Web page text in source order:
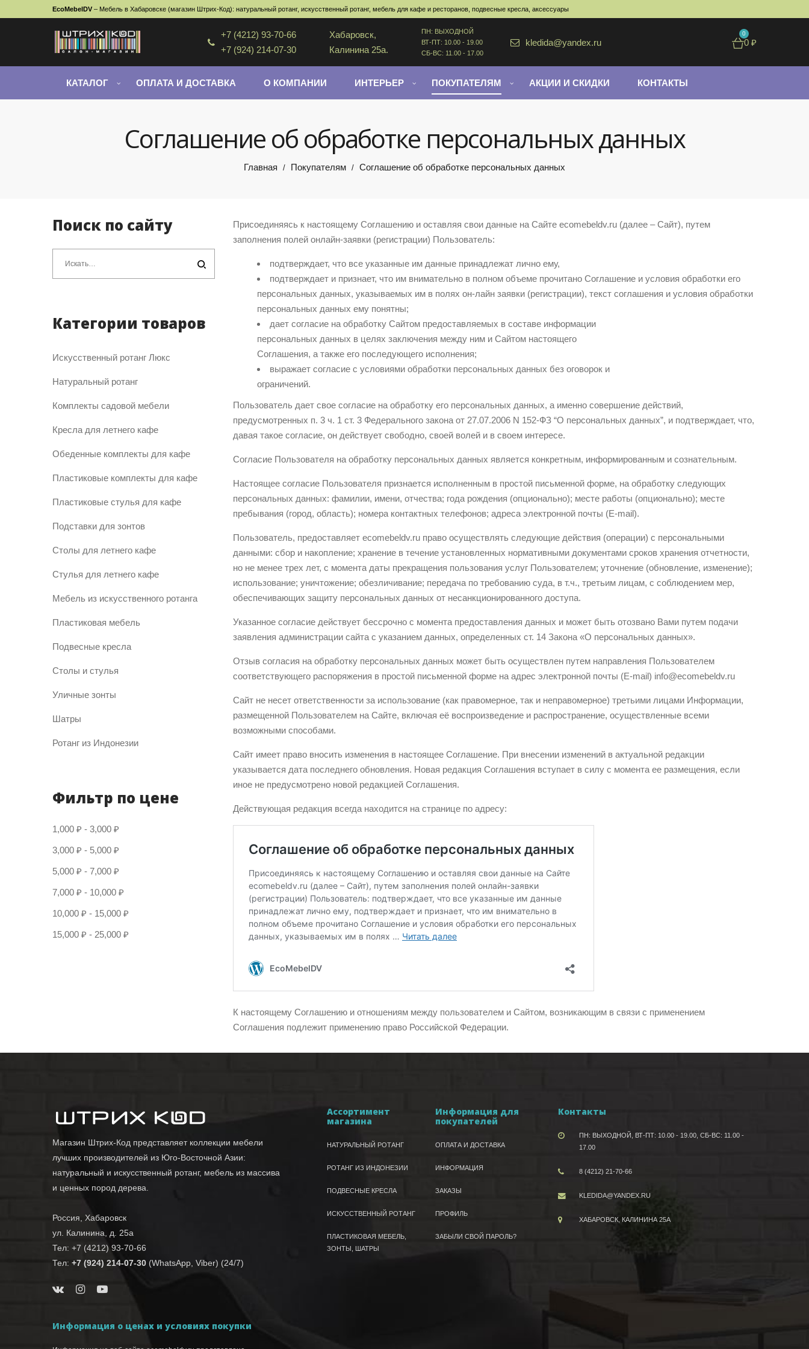
EcoMebelDV – Мебель в Хабаровске (магазин Штрих-Код): натуральный ротанг, искусственный ротанг, мебель для кафе и ресторанов, подвесные кресла, аксессуары
+7 (4212) 93-70-66
+7 (924) 214-07-30
Хабаровск,
Калинина 25а.
ПН: ВЫХОДНОЙ
ВТ-ПТ: 10.00 - 19.00
СБ-ВС: 11.00 - 17.00
kledida@yandex.ru
0
0 ₽
КАТАЛОГ ОПЛАТА И ДОСТАВКА О КОМПАНИИ ИНТЕРЬЕР ПОКУПАТЕЛЯМ АКЦИИ И СКИДКИ КОНТАКТЫ
Соглашение об обработке персональных данных
Главная / Покупателям / Соглашение об обработке персональных данных
Присоединяясь к настоящему Соглашению и оставляя свои данные на Сайте ecomebeldv.ru (далее – Сайт), путем
заполнения полей онлайн-заявки (регистрации) Пользователь:
подтверждает, что все указанные им данные принадлежат лично ему,
подтверждает и признает, что им внимательно в полном объеме прочитано Соглашение и условия обработки его
персональных данных, указываемых им в полях он-лайн заявки (регистрации), текст соглашения и условия обработки
персональных данных ему понятны;
дает согласие на обработку Сайтом предоставляемых в составе информации
персональных данных в целях заключения между ним и Сайтом настоящего
Соглашения, а также его последующего исполнения;
выражает согласие с условиями обработки персональных данных без оговорок и
ограничений.
Пользователь дает свое согласие на обработку его персональных данных, а именно совершение действий,
предусмотренных п. 3 ч. 1 ст. 3 Федерального закона от 27.07.2006 N 152-ФЗ “О персональных данных”, и подтверждает, что,
давая такое согласие, он действует свободно, своей волей и в своем интересе.
Согласие Пользователя на обработку персональных данных является конкретным, информированным и сознательным.
Настоящее согласие Пользователя признается исполненным в простой письменной форме, на обработку следующих
персональных данных: фамилии, имени, отчества; года рождения (опционально); месте работы (опционально); месте
пребывания (город, область); номера контактных телефонов; адреса электронной почты (E-mail).
Пользователь, предоставляет ecomebeldv.ru право осуществлять следующие действия (операции) с персональными
данными: сбор и накопление; хранение в течение установленных нормативными документами сроков хранения отчетности,
но не менее трех лет, с момента даты прекращения пользования услуг Пользователем; уточнение (обновление, изменение);
использование; уничтожение; обезличивание; передача по требованию суда, в т.ч., третьим лицам, с соблюдением мер,
обеспечивающих защиту персональных данных от несанкционированного доступа.
Указанное согласие действует бессрочно с момента предоставления данных и может быть отозвано Вами путем подачи
заявления администрации сайта с указанием данных, определенных ст. 14 Закона «О персональных данных».
Отзыв согласия на обработку персональных данных может быть осуществлен путем направления Пользователем
соответствующего распоряжения в простой письменной форме на адрес электронной почты (E-mail) info@ecomebeldv.ru
Сайт не несет ответственности за использование (как правомерное, так и неправомерное) третьими лицами Информации,
размещенной Пользователем на Сайте, включая её воспроизведение и распространение, осуществленные всеми
возможными способами.
Сайт имеет право вносить изменения в настоящее Соглашение. При внесении изменений в актуальной редакции
указывается дата последнего обновления. Новая редакция Соглашения вступает в силу с момента ее размещения, если
иное не предусмотрено новой редакцией Соглашения.
Действующая редакция всегда находится на странице по адресу:
К настоящему Соглашению и отношениям между пользователем и Сайтом, возникающим в связи с применением
Соглашения подлежит применению право Российской Федерации.
Поиск по сайту
Категории товаров
Искусственный ротанг Люкс
Натуральный ротанг
Комплекты садовой мебели
Кресла для летнего кафе
Обеденные комплекты для кафе
Пластиковые комплекты для кафе
Пластиковые стулья для кафе
Подставки для зонтов
Столы для летнего кафе
Стулья для летнего кафе
Мебель из искусственного ротанга
Пластиковая мебель
Подвесные кресла
Столы и стулья
Уличные зонты
Шатры
Ротанг из Индонезии
Фильтр по цене
1,000 ₽ - 3,000 ₽
3,000 ₽ - 5,000 ₽
5,000 ₽ - 7,000 ₽
7,000 ₽ - 10,000 ₽
10,000 ₽ - 15,000 ₽
15,000 ₽ - 25,000 ₽
Магазин Штрих-Код представляет коллекции мебели
лучших производителей из Юго-Восточной Азии:
натуральный и искусственный ротанг, мебель из массива
и ценных пород дерева.
Россия, Хабаровск
ул. Калинина, д. 25а
Тел: +7 (4212) 93-70-66
Тел: +7 (924) 214-07-30 (WhatsApp, Viber) (24/7)
Информация о ценах и условиях покупки
Ассортимент
магазина
НАТУРАЛЬНЫЙ РОТАНГ
РОТАНГ ИЗ ИНДОНЕЗИИ
ПОДВЕСНЫЕ КРЕСЛА
ИСКУССТВЕННЫЙ РОТАНГ
ПЛАСТИКОВАЯ МЕБЕЛЬ,
ЗОНТЫ, ШАТРЫ
Информация для
покупателей
ОПЛАТА И ДОСТАВКА
ИНФОРМАЦИЯ
ЗАКАЗЫ
ПРОФИЛЬ
ЗАБЫЛИ СВОЙ ПАРОЛЬ?
Контакты
ПН: ВЫХОДНОЙ, ВТ-ПТ: 10.00 - 19.00, СБ-ВС: 11.00 -
17.00
8 (4212) 21-70-66
KLEDIDA@YANDEX.RU
ХАБАРОВСК, КАЛИНИНА 25А